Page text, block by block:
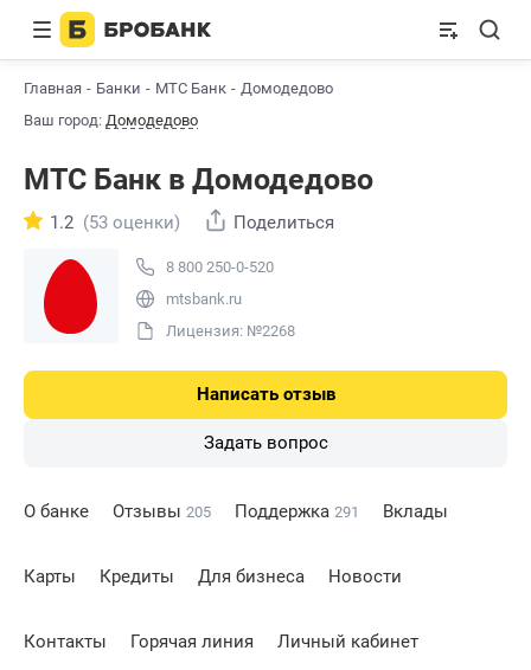
Главная Банки МТС Банк
Домодедово
Ваш город: Домодедово
МТС Банк в Домодедово
8 800 250-0-520
mtsbank.ru
Лицензия: №2268
1.2 (53 оценки) Поделиться
Написать отзыв
Задать вопрос
О банке Отзывы 205 Поддержка 291 Вклады
Карты Кредиты Для бизнеса Новости
Контакты Горячая линия Личный кабинет